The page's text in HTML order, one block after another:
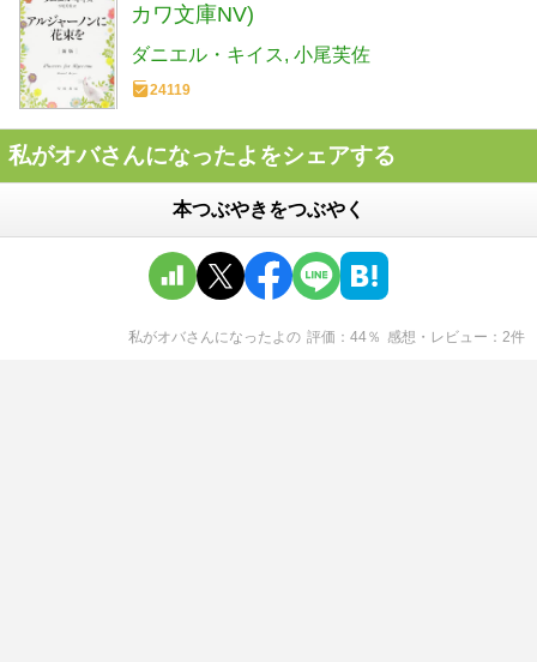
カワ文庫NV)
ダニエル・キイス 小尾芙佐
24119
私がオバさんになったよをシェアする
本つぶやきをつぶやく
私がオバさんになったよ の 評価 44％ 感想・レビュー 2件